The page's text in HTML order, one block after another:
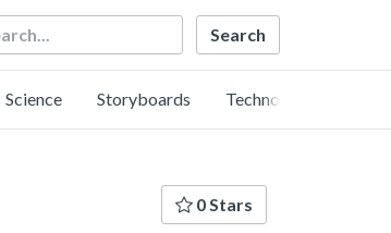
Science Storyboards Technology
0 Stars